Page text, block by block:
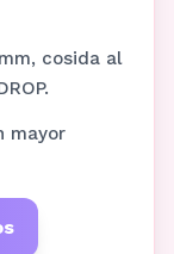
cosida al
mayor